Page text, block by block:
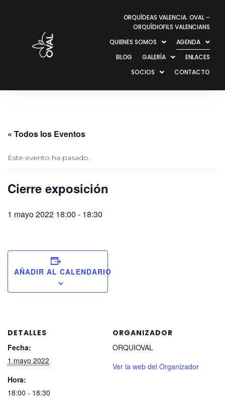
ORQUÍDEAS VALENCIA. OVAL –
ORQUÍDIOFILS VALENCIANS
QUIENES SOMOS
AGENDA
BLOG
GALERÍA
ENLACES
SOCIOS
CONTACTO
« Todos los Eventos
Este evento ha pasado.
Cierre exposición
1 mayo 2022 18:00 - 18:30
AÑADIR AL CALENDARIO
DETALLES
Fecha:
1 mayo 2022
Hora:
18:00 - 18:30
ORGANIZADOR
ORQUIOVAL
Ver la web del Organizador